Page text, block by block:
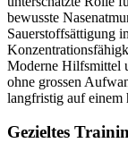
bewusste
Sauerstoffsättigung
Moderne Hilfsmittel
ohne grossen
langfristig auf einem
Gezieltes